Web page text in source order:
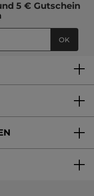
5 € Gutschein
OK